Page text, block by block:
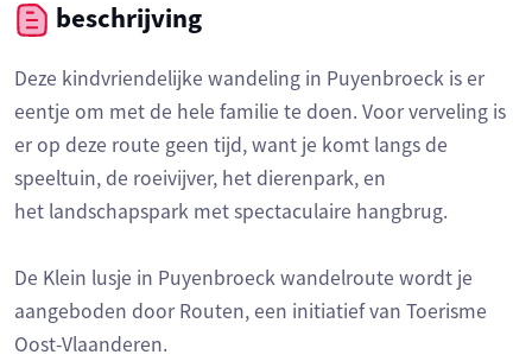
beschrijving
Deze kindvriendelijke wandeling in Puyenbroeck is er
eentje om met de hele familie te doen. Voor verveling is
er op deze route geen tijd, want je komt langs de
speeltuin, de roeivijver, het dierenpark, en
het landschapspark met spectaculaire hangbrug.
De Klein lusje in Puyenbroeck wandelroute wordt je
aangeboden door Routen, een initiatief van Toerisme
Oost-Vlaanderen.